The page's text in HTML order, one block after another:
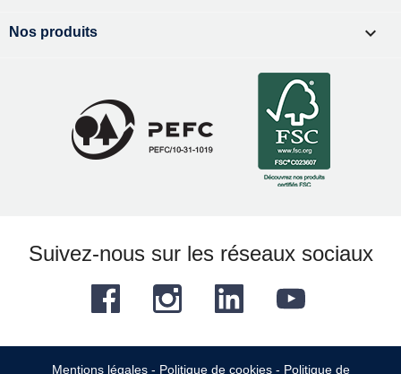
Nos produits 
Suivez-nous sur les réseaux sociaux
Facebook YouTube
Instagram LinkedIn
Mentions légales- Politique de cookies- Politique de